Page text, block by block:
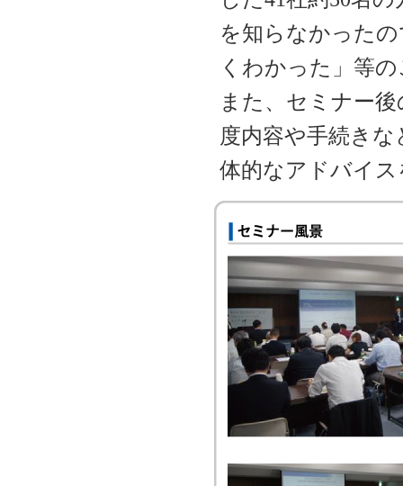
を知らなかった
くわかった」等
また、セミナー
度内容や手続き
体的なアドバイ